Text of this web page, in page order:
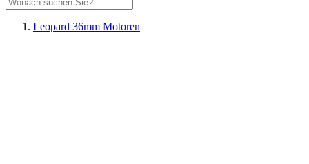
Leopard 36mm Motoren